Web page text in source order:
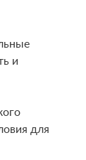
и
для